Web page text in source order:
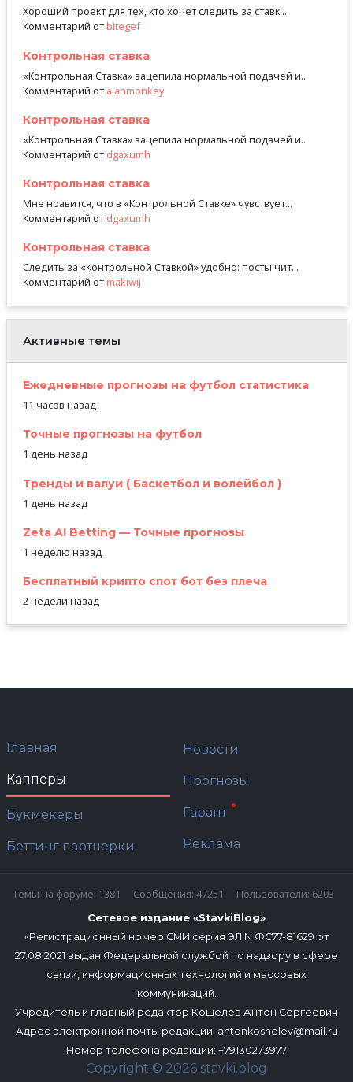
Хороший проект для тех, кто хочет следить за ставк...
Комментарий отbitegef
Контрольная ставка
«Контрольная Ставка» зацепила нормальной подачей и...
Комментарий отalanmonkey
Контрольная ставка
«Контрольная Ставка» зацепила нормальной подачей и...
Комментарий отdgaxumh
Контрольная ставка
Мне нравится, что в «Контрольной Ставке» чувствует...
Комментарий отdgaxumh
Контрольная ставка
Следить за «Контрольной Ставкой» удобно: посты чит...
Комментарий отmakiwij
Активные темы
Ежедневные прогнозы на футбол статистика
11 часов назад
Точные прогнозы на футбол
1 день назад
Тренды и валуи ( Баскетбол и волейбол )
1 день назад
Zeta AI Betting — Точные прогнозы
1 неделю назад
Бесплатный крипто спот бот без плеча
2 недели назад
Главная
Капперы
Букмекеры
Беттинг партнерки
Новости
Прогнозы
Гарант
Реклама
Сетевое издание «StavkiBlog»
«Регистрационный номер СМИ серия ЭЛ N ФС77-81629 от
27.08.2021 выдан Федеральной службой по надзору в сфере
связи, информационных технологий и массовых
коммуникаций.
Учредитель и главный редактор Кошелев Антон Сергеевич
Адрес электронной почты редакции: antonkoshelev@mail.ru
Номер телефона редакции: +79130273977
Copyright © 2026 stavki.blog
Темы на форуме: 1381 Сообщения: 47251 Пользователи: 6203